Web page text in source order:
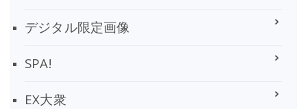
デジタル限定画像
SPA!
EX大衆